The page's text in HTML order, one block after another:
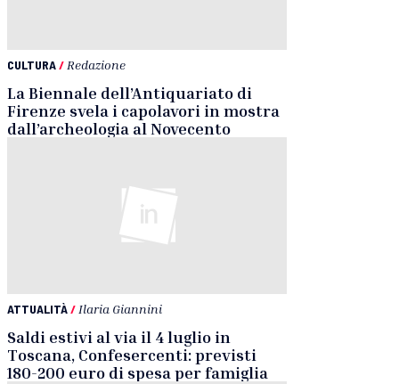
CULTURA/ Redazione
La Biennale dell’Antiquariato di
Firenze svela i capolavori in mostra
dall’archeologia al Novecento
ATTUALITÀ/ Ilaria Giannini
Saldi estivi al via il 4 luglio in
Toscana, Confesercenti: previsti
180-200 euro di spesa per famiglia